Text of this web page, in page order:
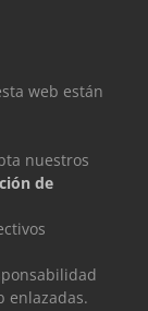
web están
nuestros
de
enlazadas.